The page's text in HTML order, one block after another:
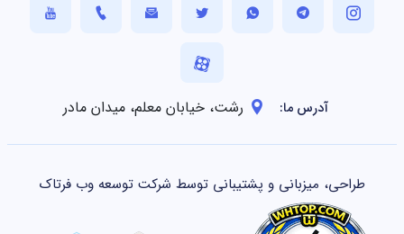
آدرس ما: رشت، خیابان معلم، میدان مادر
طراحی، میزبانی و پشتیبانی توسط شرکت توسعه وب فرتاک